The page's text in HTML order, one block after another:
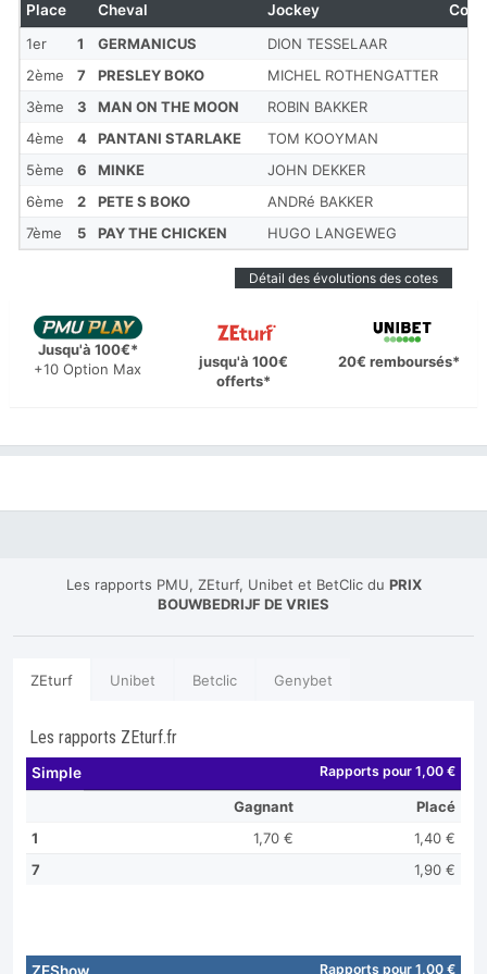
1er 1 GERMANICUS
DION TESSELAAR
2ème
7 PRESLEY BOKO
MICHEL ROTHENGATTER
3ème
3 MAN ON THE MOON
ROBIN BAKKER
4ème
4 PANTANI STARLAKE
TOM KOOYMAN
5ème
6 MINKE
JOHN DEKKER
6ème
2 PETE S BOKO
ANDRé BAKKER
7ème
5 PAY THE CHICKEN HUGO LANGEWEG
Place Cheval Jockey Cote
Détail des évolutions des cotes
Jusqu'à 100€*
+10 Option Max
jusqu'à 100€
offerts*
20€ remboursés*
Les rapports PMU, ZEturf, Unibet et BetClic du PRIX
BOUWBEDRIJF DE VRIES
ZEturf Unibet Betclic Genybet
Les rapports ZEturf.fr
Simple Rapports pour 1,00 €
Gagnant
Placé
1
1,70 €
1,40 €
7
1,90 €
Rapports pour 1,00 €